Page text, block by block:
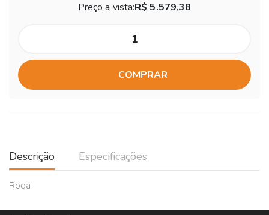
Preço a vista:R$ 5.579,38
COMPRAR
Descrição Especificações
Roda